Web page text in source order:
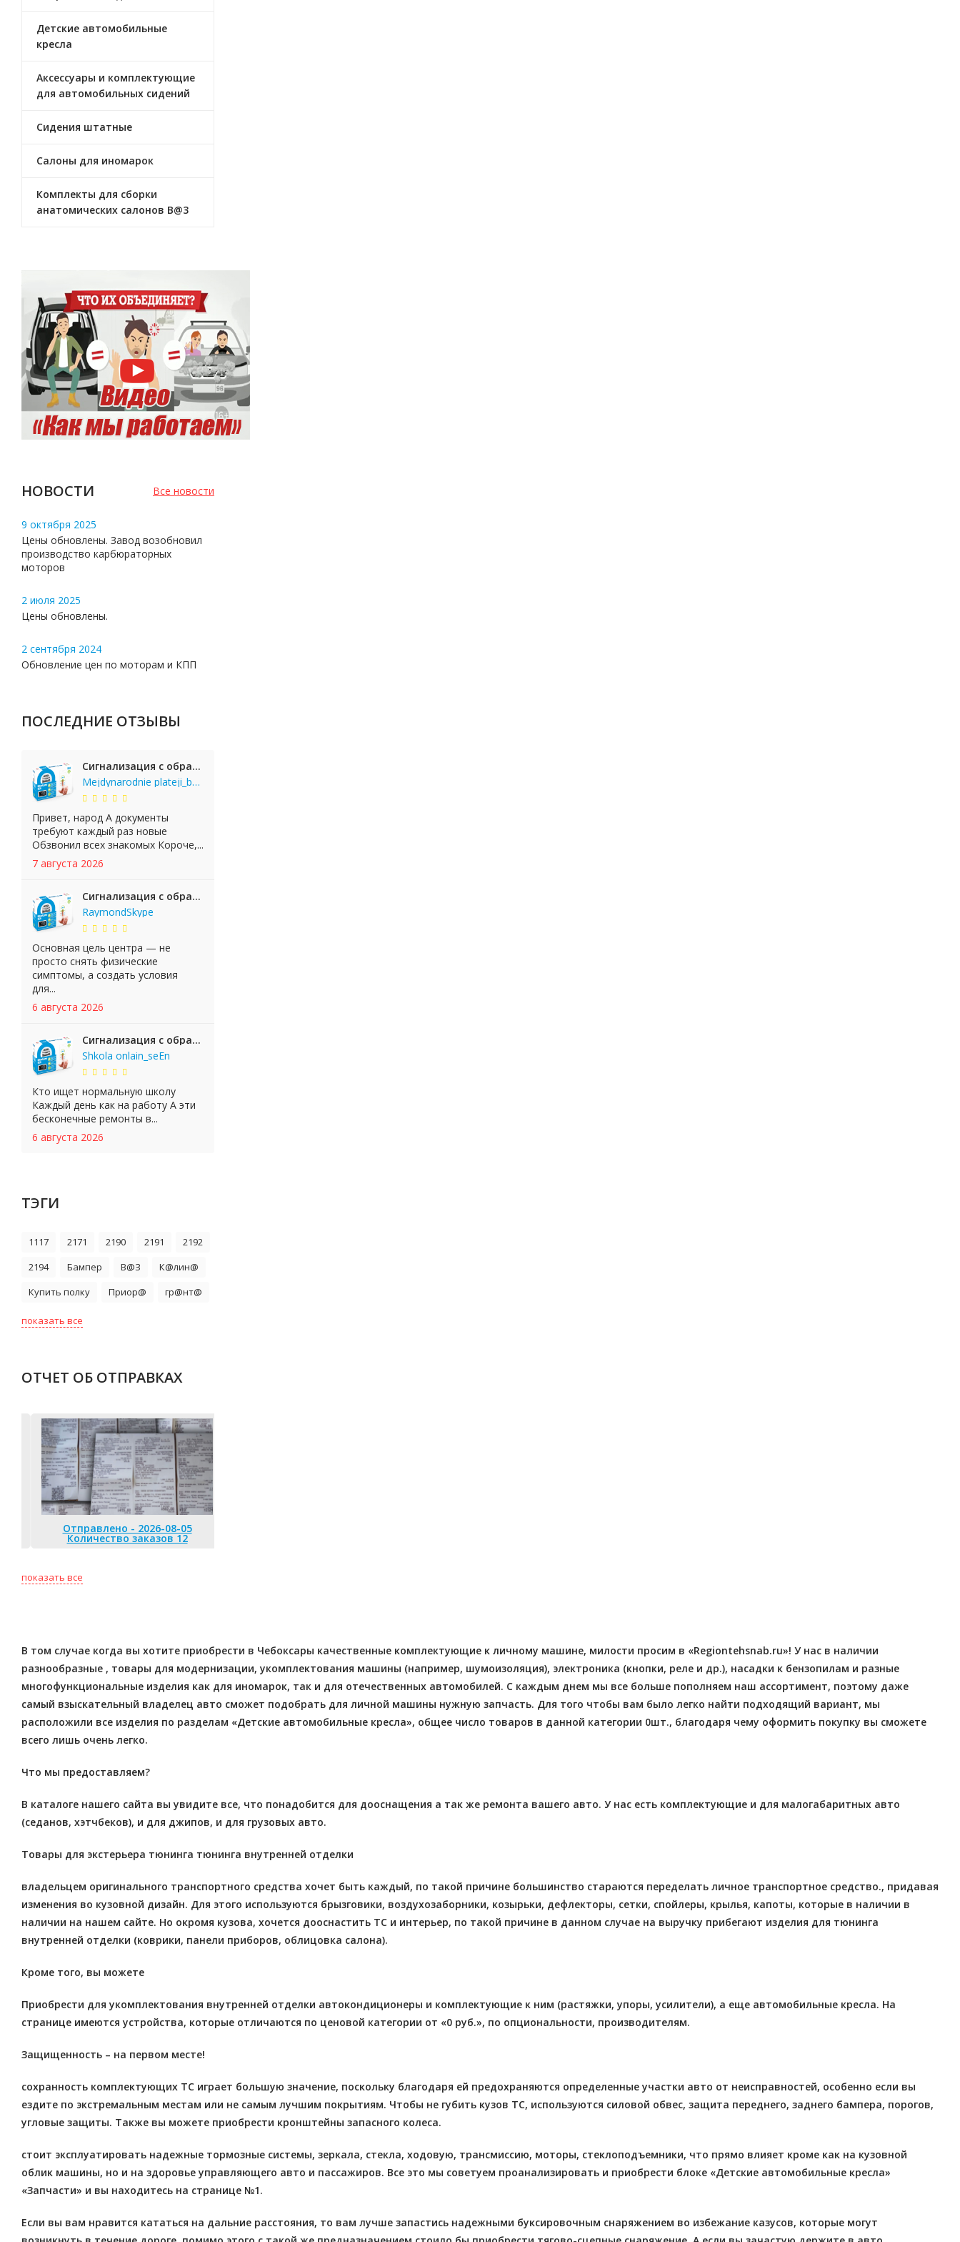
Детские автомобильные
кресла
Аксессуары и комплектующие
для автомобильных сидений
Сидения штатные
Салоны для иномарок
Комплекты для сборки
анатомических салонов B@3
Все новости
НОВОСТИ
9 октября 2025
Цены обновлены. Завод возобновил
производство карбюраторных
моторов
2 июля 2025
Цены обновлены.
2 сентября 2024
Обновление цен по моторам и КПП
ПОСЛЕДНИЕ ОТЗЫВЫ
Сигнализация с обратной связью StarLine E65 BT 2CAN+LIN
Mejdynarodnie plateji_bgKi
Привет, народ А документы
требуют каждый раз новые
Обзвонил всех знакомых Короче,...
7 августа 2026
Сигнализация с обратной связью StarLine E65 BT 2CAN+LIN
RaymondSkype
Основная цель центра — не
просто снять физические
симптомы, а создать условия
для...
6 августа 2026
Сигнализация с обратной связью StarLine E65 BT 2CAN+LIN
Shkola onlain_seEn
Кто ищет нормальную школу
Каждый день как на работу А эти
бесконечные ремонты в...
6 августа 2026
ТЭГИ
1117 2171 2190 2191
2192
2194
Бампер В@З
К@лин@
Купить полку
Приор@ гр@нт@
показать все
ОТЧЕТ ОБ ОТПРАВКАХ
Отправлено - 2026-08-05
Количество заказов 12
показать все
В том случае когда вы хотите приобрести в Чебоксары качественные комплектующие к личному машине, милости просим в «Regiontehsnab.ru»! У нас в наличии
разнообразные , товары для модернизации, укомплектования машины (например, шумоизоляция), электроника (кнопки, реле и др.), насадки к бензопилам и разные
многофункциональные изделия как для иномарок, так и для отечественных автомобилей. С каждым днем мы все больше пополняем наш ассортимент, поэтому даже
самый взыскательный владелец авто сможет подобрать для личной машины нужную запчасть. Для того чтобы вам было легко найти подходящий вариант, мы
расположили все изделия по разделам «Детские автомобильные кресла», общее число товаров в данной категории 0шт., благодаря чему оформить покупку вы сможете
всего лишь очень легко.
Что мы предоставляем?
В каталоге нашего сайта вы увидите все, что понадобится для дооснащения а так же ремонта вашего авто. У нас есть комплектующие и для малогабаритных авто
(седанов, хэтчбеков), и для джипов, и для грузовых авто.
Товары для экстерьера тюнинга тюнинга внутренней отделки
владельцем оригинального транспортного средства хочет быть каждый, по такой причине большинство стараются переделать личное транспортное средство., придавая
изменения во кузовной дизайн. Для этого используются брызговики, воздухозаборники, козырьки, дефлекторы, сетки, спойлеры, крылья, капоты, которые в наличии в
наличии на нашем сайте. Но окромя кузова, хочется дооснастить ТС и интерьер, по такой причине в данном случае на выручку прибегают изделия для тюнинга
внутренней отделки (коврики, панели приборов, облицовка салона).
Кроме того, вы можете
Приобрести для укомплектования внутренней отделки автокондиционеры и комплектующие к ним (растяжки, упоры, усилители), а еще автомобильные кресла. На
странице имеются устройства, которые отличаются по ценовой категории от «0 руб.», по опциональности, производителям.
Защищенность – на первом месте!
сохранность комплектующих ТС играет большую значение, поскольку благодаря ей предохраняются определенные участки авто от неисправностей, особенно если вы
ездите по экстремальным местам или не самым лучшим покрытиям. Чтобы не губить кузов ТС, используются силовой обвес, защита переднего, заднего бампера, порогов,
угловые защиты. Также вы можете приобрести кронштейны запасного колеса.
стоит эксплуатировать надежные тормозные системы, зеркала, стекла, ходовую, трансмиссию, моторы, стеклоподъемники, что прямо влияет кроме как на кузовной
облик машины, но и на здоровье управляющего авто и пассажиров. Все это мы советуем проанализировать и приобрести блоке «Детские автомобильные кресла»
«Запчасти» и вы находитесь на странице №1.
Если вы вам нравится кататься на дальние расстояния, то вам лучше запастись надежными буксировочным снаряжением во избежание казусов, которые могут